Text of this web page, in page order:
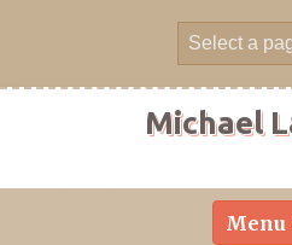
Michael
Menu